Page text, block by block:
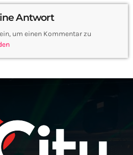
Antwort
um einen Kommentar zu